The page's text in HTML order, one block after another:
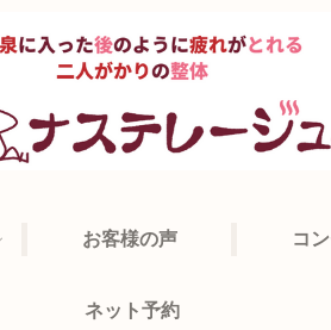
お客様の声 コ
ネット予約